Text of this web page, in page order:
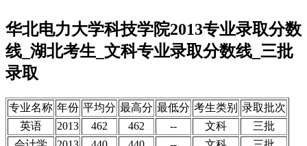
华北电力大学科技学院2013专业录取分数
线_湖北考生_文科专业录取分数线_三批
录取
专业名称 年份 平均分 最高分 最低分 考生类别 录取批次
英语
2013 462 462 -- 文科
三批